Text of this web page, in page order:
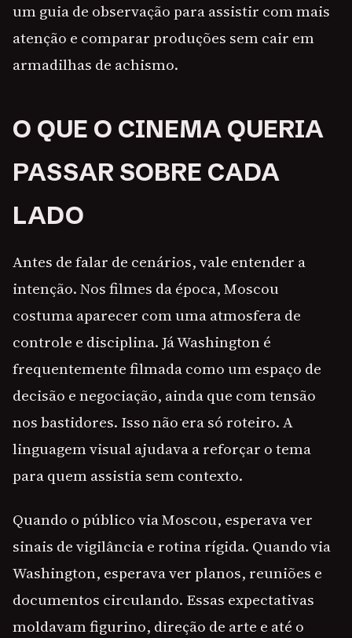
um guia de observação para assistir com mais
atenção e comparar produções sem cair em
armadilhas de achismo.
O QUE O CINEMA QUERIA
PASSAR SOBRE CADA
LADO
Antes de falar de cenários, vale entender a
intenção. Nos filmes da época, Moscou
costuma aparecer com uma atmosfera de
controle e disciplina. Já Washington é
frequentemente filmada como um espaço de
decisão e negociação, ainda que com tensão
nos bastidores. Isso não era só roteiro. A
linguagem visual ajudava a reforçar o tema
para quem assistia sem contexto.
Quando o público via Moscou, esperava ver
sinais de vigilância e rotina rígida. Quando via
Washington, esperava ver planos, reuniões e
documentos circulando. Essas expectativas
moldavam figurino, direção de arte e até o